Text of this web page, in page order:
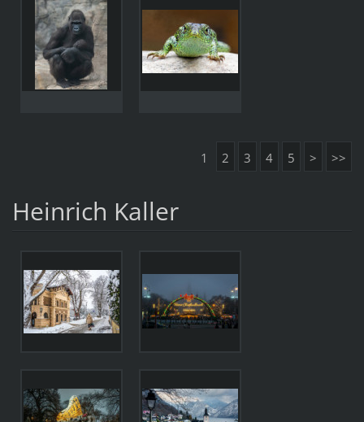
1 2 3 4 5 > >>
Heinrich Kaller